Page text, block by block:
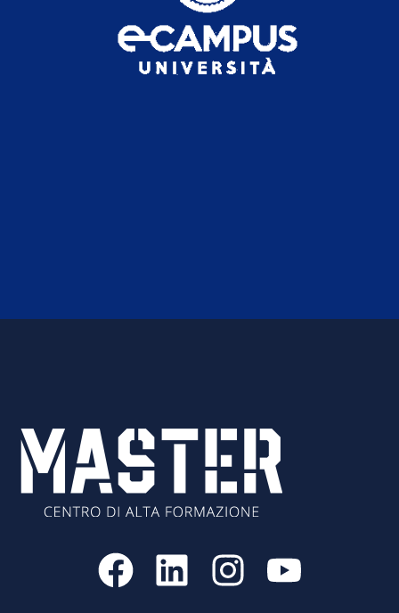
F
a
L
i
I
n
Y
o